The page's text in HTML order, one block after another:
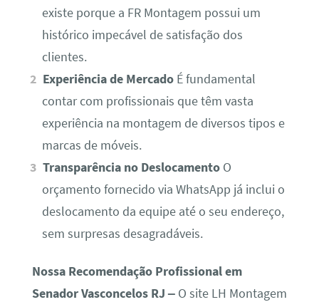
existe porque a FR Montagem possui um
histórico impecável de satisfação dos
clientes.
Experiência de Mercado É fundamental
contar com profissionais que têm vasta
experiência na montagem de diversos tipos e
marcas de móveis.
Transparência no Deslocamento O
orçamento fornecido via WhatsApp já inclui o
deslocamento da equipe até o seu endereço,
sem surpresas desagradáveis.
Nossa Recomendação Profissional em
Senador Vasconcelos RJ –O site LH Montagem